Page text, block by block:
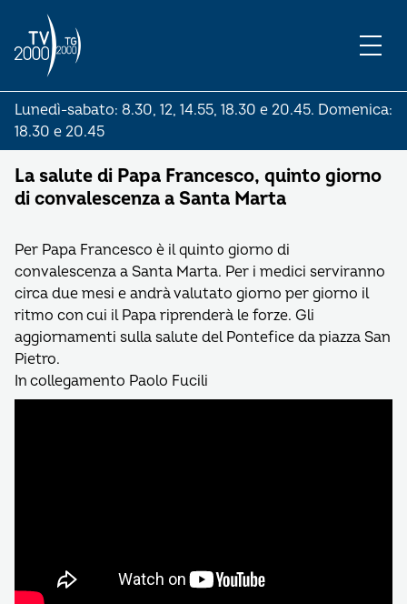
Lunedì-sabato: 8.30, 12, 14.55, 18.30 e 20.45. Domenica:
18.30 e 20.45
La salute di Papa Francesco, quinto giorno
di convalescenza a Santa Marta
Per Papa Francesco è il quinto giorno di
convalescenza a Santa Marta. Per i medici serviranno
circa due mesi e andrà valutato giorno per giorno il
ritmo con cui il Papa riprenderà le forze. Gli
aggiornamenti sulla salute del Pontefice da piazza San
Pietro.
In collegamento Paolo Fucili